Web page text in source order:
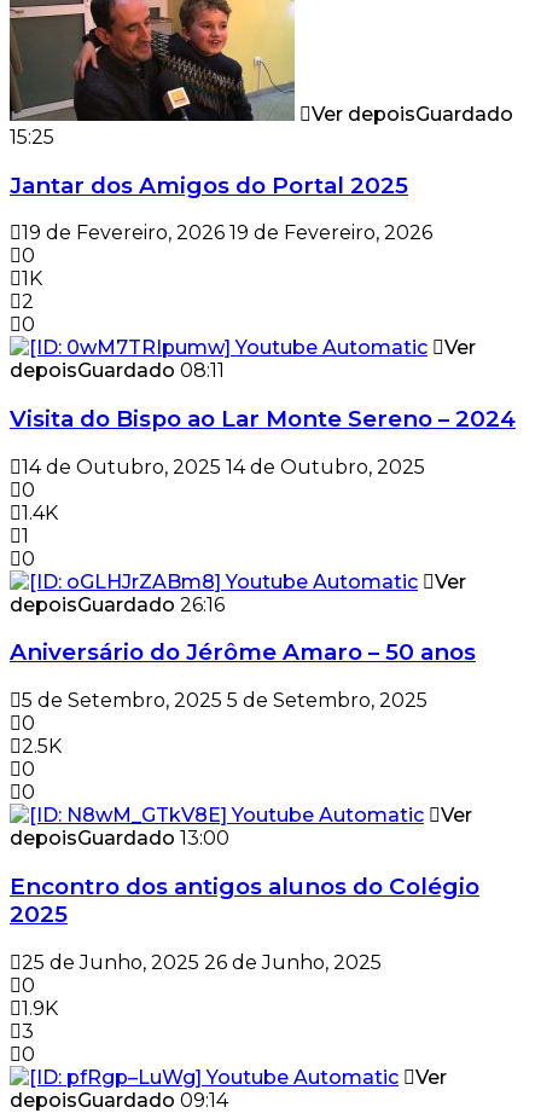
Ver depoisGuardado
15:25
Jantar dos Amigos do Portal 2025
19 de Fevereiro, 2026 19 de Fevereiro, 2026
0
1K
2
0
Ver
depoisGuardado 08:11
Visita do Bispo ao Lar Monte Sereno – 2024
14 de Outubro, 2025 14 de Outubro, 2025
0
1.4K
1
0
Ver
depoisGuardado 26:16
Aniversário do Jérôme Amaro – 50 anos
5 de Setembro, 2025 5 de Setembro, 2025
0
2.5K
0
0
Ver
depoisGuardado 13:00
Encontro dos antigos alunos do Colégio
2025
25 de Junho, 2025 26 de Junho, 2025
0
1.9K
3
0
Ver
depoisGuardado 09:14